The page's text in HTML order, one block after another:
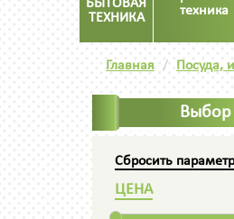
БЫТОВАЯ
ТЕХНИКА
техника
Главная Посуда,
Выбор
Сбросить
ЦЕНА